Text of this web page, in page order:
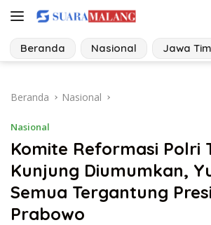
Langsung
konten
Beranda Nasional Jawa
Beranda Nasional
Nasional
Komite Reformasi Polri
Kunjung Diumumkan,
Semua Tergantung
Prabowo